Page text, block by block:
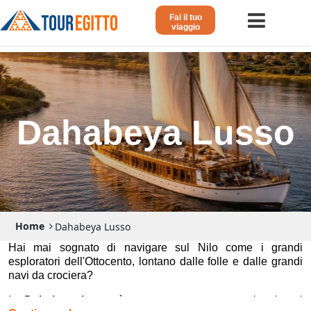
Fai il tuo
viaggio
Home
Viaggio in Egitto
Crociera sul Nilo
Vacanze Lusso in Egitto
Dahabeya Lusso
Egitto Agosto
Altri
Dahabeya Lusso
Home Dahabeya Lusso
Hai mai sognato di navigare sul Nilo come i grandi
esploratori dell'Ottocento, lontano dalle folle e dalle grandi
navi da crociera?
La Dahabeya Lusso
è esattamente questo: un viaggio nel